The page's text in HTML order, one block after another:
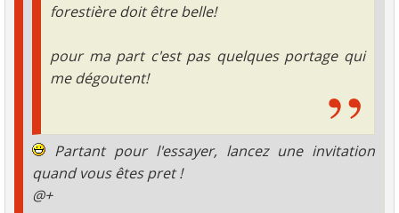
forestière doit être belle!
pour ma part c'est pas quelques portage qui
me dégoutent!
Partant pour l'essayer, lancez une invitation
quand vous êtes pret !
@+